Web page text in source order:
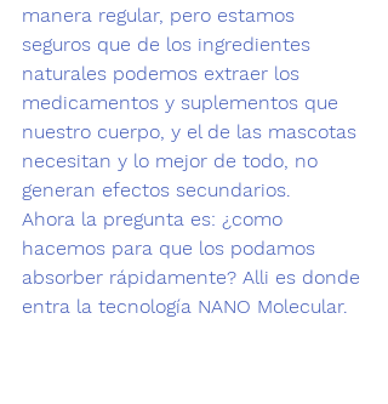
manera regular, pero estamos
seguros que de los ingredientes
naturales podemos extraer los
medicamentos y suplementos que
nuestro cuerpo, y el de las mascotas
necesitan y lo mejor de todo, no
generan efectos secundarios.
Ahora la pregunta es: ¿como
hacemos para que los podamos
absorber rápidamente? Alli es donde
entra la tecnología NANO Molecular.